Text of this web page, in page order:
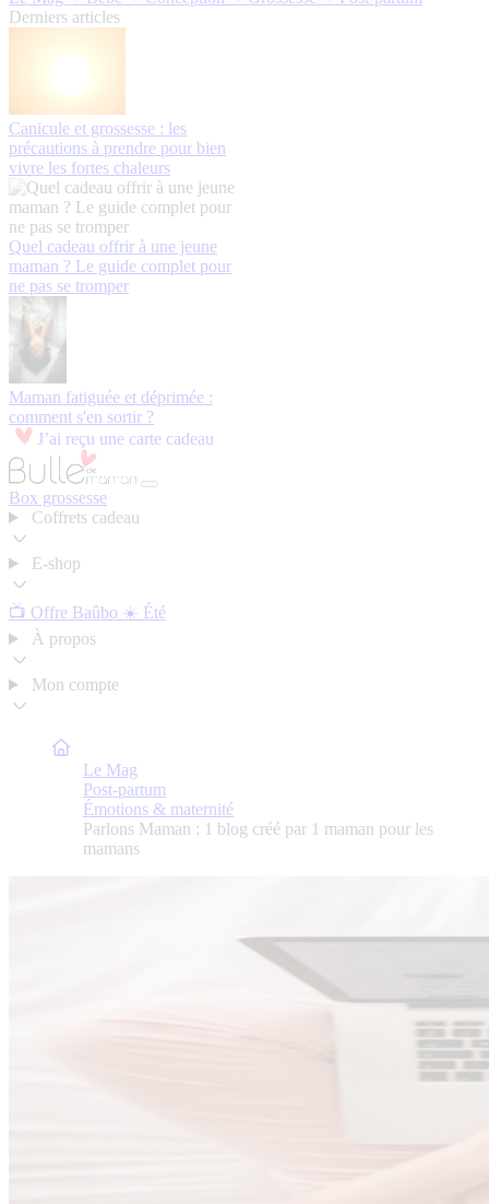
Derniers articles
Canicule et grossesse : les
précautions à prendre pour bien
vivre les fortes chaleurs
Quel cadeau offrir à une jeune
maman ? Le guide complet pour
ne pas se tromper
Maman fatiguée et déprimée :
comment s'en sortir ?
J’ai reçu une carte cadeau
Box grossesse
Coffrets cadeau
E-shop
📺 Offre Baûbo ☀️ Été
À propos
Mon compte
Bulle de Maman
Le Mag
Post-partum
Émotions & maternité
Parlons Maman : 1 blog créé par 1 maman pour les
mamans